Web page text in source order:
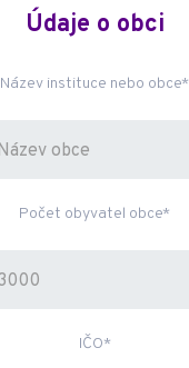
Údaje o obci
Název instituce nebo obce*
Počet obyvatel obce*
IČO*